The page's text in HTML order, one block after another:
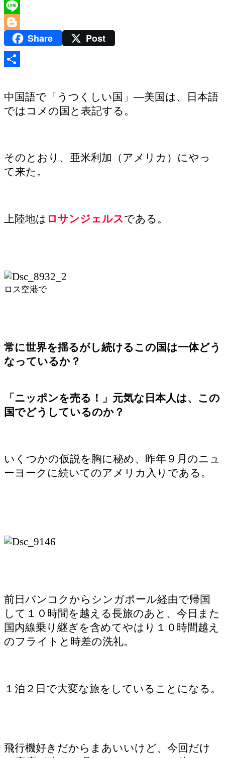
Twitter
Line
BloggerShare Post
有
中国語で「うつくしい国」―美国は、日本語
ではコメの国と表記する。
そのとおり、亜米利加（アメリカ）にやっ
て来た。
上陸地は ロサンジェルスである。
ロス空港で
常に世界を揺るがし続けるこの国は一体どう
なっているか？
「ニッポンを売る！」元気な日本人は、この
国でどうしているのか？
いくつかの仮説を胸に秘め、昨年９月のニュ
ーヨークに続いてのアメリカ入りである。
前日バンコクからシンガポール経由で帰国
して１０時間を越える長旅のあと、今日また
国内線乗り継ぎを含めてやはり１０時間越え
のフライトと時差の洗礼。
１泊２日で大変な旅をしていることになる。
飛行機好きだからまあいいけど、今回だけ